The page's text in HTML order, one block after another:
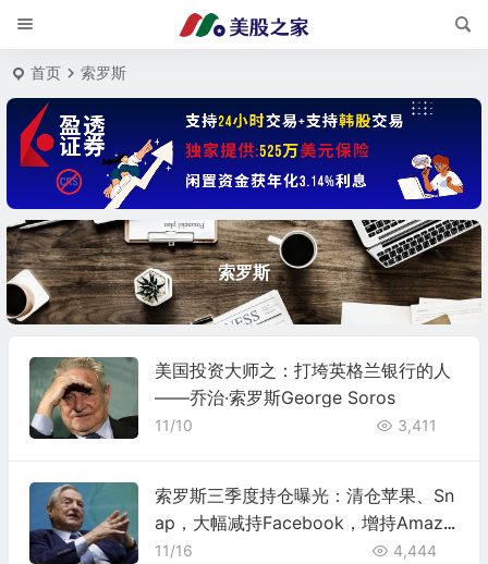
首页 索罗斯
索罗斯
美国投资大师之：打垮英格兰银行的人
——乔治·索罗斯George Soros
11/10 3,411
索罗斯三季度持仓曝光：清仓苹果、Sn
ap，大幅减持Facebook，增持Amazo
n
11/16 4,444